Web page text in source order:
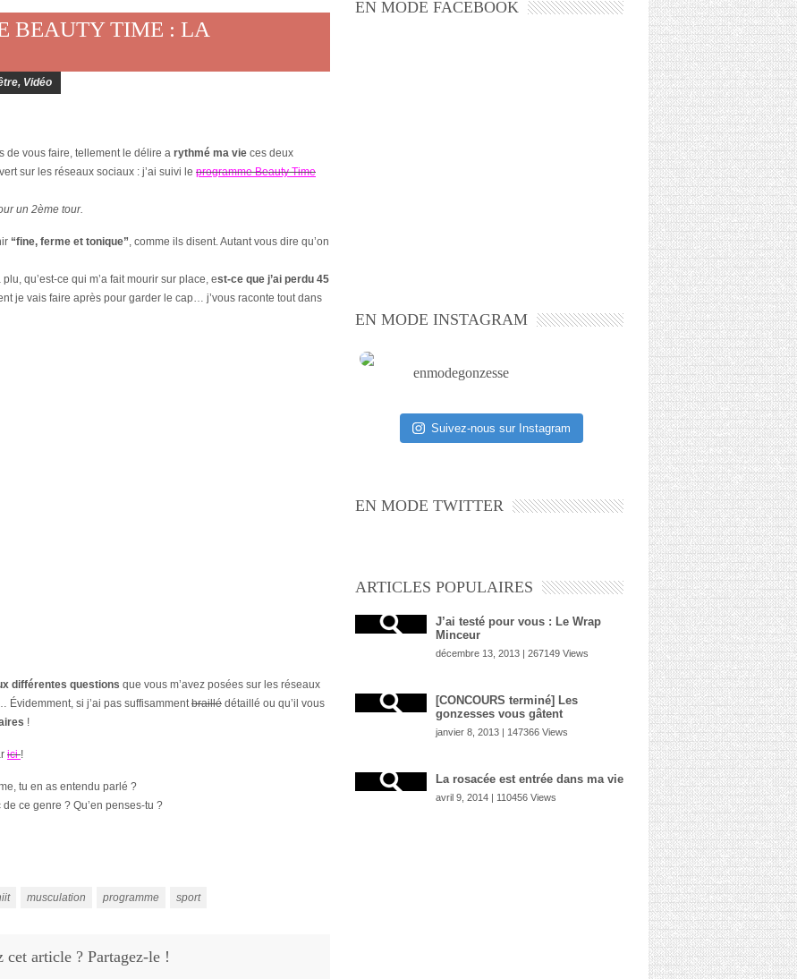
BEAUTY TIME : LA
, Vidéo
de vous faire, tellement le délire a rythmé ma vie ces deux
sur les réseaux sociaux : j’ai suivi le programme Beauty Time
un 2ème tour.
“fine, ferme et tonique”, comme ils disent. Autant vous dire qu’on
qu’est-ce qui m’a fait mourir sur place, est-ce que j’ai perdu 45
je vais faire après pour garder le cap… j’vous raconte tout dans
différentes questions que vous m’avez posées sur les réseaux
si j’ai pas suffisammentbraillé détaillé ou qu’il vous
!
ici!
tu en as entendu parlé ?
de ce genre ? Qu’en penses-tu ?
musculation programme sport
cet article ? Partagez-le !
EN MODE FACEBOOK
EN MODE INSTAGRAM
enmodegonzesse
Suivez-nous sur Instagram
EN MODE TWITTER
ARTICLES POPULAIRES
J’ai testé pour vous : Le Wrap
Minceur
décembre 13, 2013 | 267149 Views
[CONCOURS terminé] Les
gonzesses vous gâtent
janvier 8, 2013 | 147366 Views
La rosacée est entrée dans ma vie
avril 9, 2014 | 110456 Views